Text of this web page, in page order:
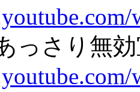
っさり無